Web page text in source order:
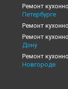
Ремонт
Петербурге
Ремонт
Ремонт
Дону
Ремонт
Новгороде
Ремонт